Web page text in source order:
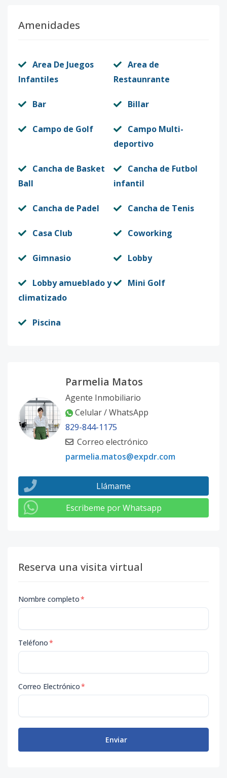
Amenidades
Area De Juegos
Infantiles
Area de
Restaunrante
Bar Billar
Campo de Golf
Campo Multi-
deportivo
Cancha de Basket
Ball
Cancha de Futbol
infantil
Cancha de Padel Cancha de Tenis
Casa Club Coworking
Gimnasio Lobby
Lobby amueblado y
climatizado
Mini Golf
Piscina
Parmelia Matos
Agente Inmobiliario
Celular / WhatsApp
829-844-1175
Correo electrónico
parmelia.matos@expdr.com
Llámame
Escribeme por Whatsapp
Reserva una visita virtual
Nombre completo*
Teléfono*
Correo Electrónico*
Enviar